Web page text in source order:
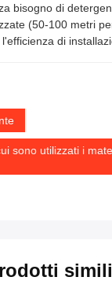
bisogno di
(50-100 metri
di
sono utilizzati i
simili